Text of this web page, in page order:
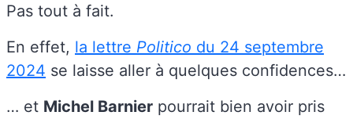
Pas tout à fait.
En effet, la lettre Politico du 24 septembre
2024 se laisse aller à quelques confidences…
… et Michel Barnier pourrait bien avoir pris